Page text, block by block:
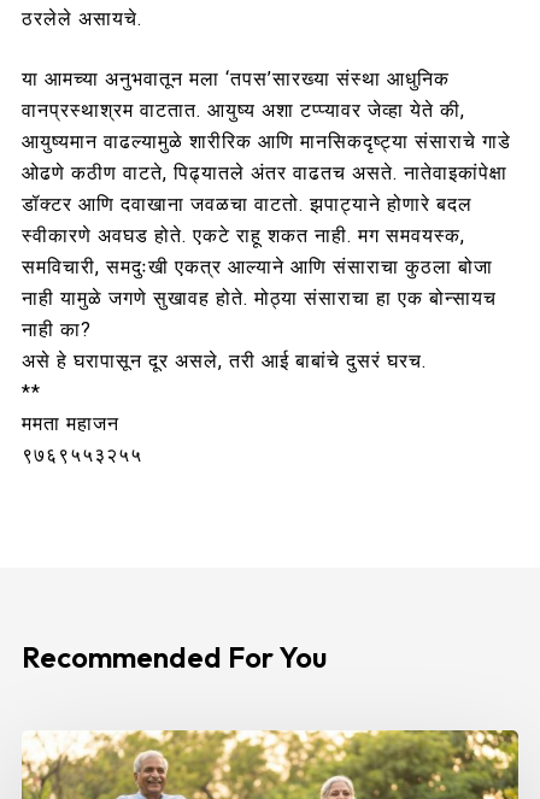
ठरलेले असायचे.
या आमच्या अनुभवातून मला ‘तपस’सारख्या संस्था आधुनिक
वानप्रस्थाश्रम वाटतात. आयुष्य अशा टप्प्यावर जेव्हा येते की,
आयुष्यमान वाढल्यामुळे शारीरिक आणि मानसिकदृष्ट्या संसाराचे गाडे
ओढणे कठीण वाटते, पिढ्यातले अंतर वाढतच असते. नातेवाइकांपेक्षा
डॉक्टर आणि दवाखाना जवळचा वाटतो. झपाट्याने होणारे बदल
स्वीकारणे अवघड होते. एकटे राहू शकत नाही. मग समवयस्क,
समविचारी, समदुःखी एकत्र आल्याने आणि संसाराचा कुठला बोजा
नाही यामुळे जगणे सुखावह होते. मोठ्या संसाराचा हा एक बोन्सायच
नाही का?
असे हे घरापासून दूर असले, तरी आई बाबांचे दुसरं घरच.
**
ममता महाजन
९७६९५५३२५५
Recommended For You